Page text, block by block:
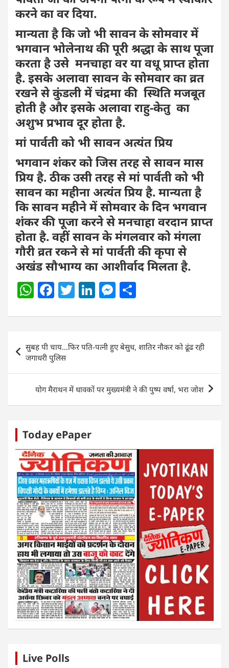
करने का वर दिया.
मान्यता है कि जो भी सावन के सोमवार में
भगवान भोलेनाथ की पूरी श्रद्धा के साथ पूजा
करता है उसे मनचाहा वर या वधू प्राप्त होता
है. इसके अलावा सावन के सोमवार का व्रत
रखने से कुंडली में चंद्रमा की स्थिति मजबूत
होती है और इसके अलावा राहु-केतु का
अशुभ प्रभाव दूर होता है.
मां पार्वती को भी सावन अत्यंत प्रिय
भगवान शंकर को जिस तरह से सावन मास
प्रिय है. ठीक उसी तरह से मां पार्वती को भी
सावन का महीना अत्यंत प्रिय है. मान्यता है
कि सावन महीने में सोमवार के दिन भगवान
शंकर की पूजा करने से मनचाहा वरदान प्राप्त
होता है. वहीं सावन के मंगलवार को मंगला
गौरी व्रत रकने से मां पार्वती की कृपा से
अखंड सौभाग्य का आशीर्वाद मिलता है.
W
at
s
A
p
p
F
c
e
b
o
o
k
T
itt
er
Li
k
e
dI
n
M
ss
e
n
g
er
ar
e
navigation
सुबह पी चाय…फिर पति-पत्नी हुए बेसुध, शातिर नौकर को ढूंढ रही
जगाधरी पुलिस
योग मैराथन में धावकों पर मुख्यमंत्री ने की पुष्प वर्षा, भरा जोश
Today ePaper
Live Polls